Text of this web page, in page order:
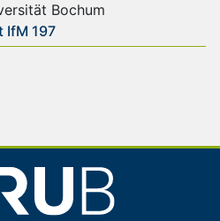
Bochum
IfM 197